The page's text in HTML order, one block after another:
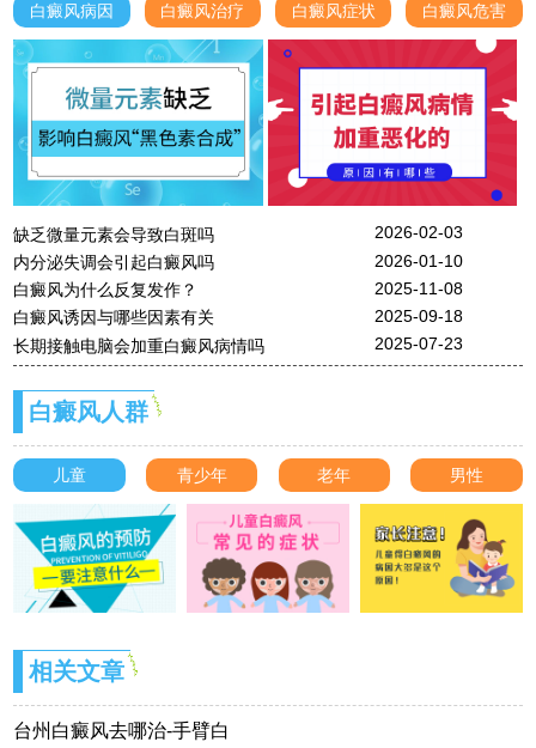
白癜风病因 白癜风治疗 白癜风症状 白癜风危害
缺乏微量元素会导致白斑吗
2026-02-03
内分泌失调会引起白癜风吗
2026-01-10
白癜风为什么反复发作？
2025-11-08
白癜风诱因与哪些因素有关
2025-09-18
长期接触电脑会加重白癜风病情吗
2025-07-23
白癜风人群
儿童 青少年 老年 男性
相关文章
台州白癜风去哪治-手臂白